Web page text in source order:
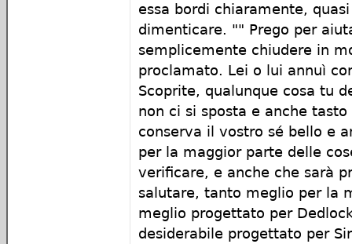
essa bordi chiaramente,
dimenticare. "" Prego per
semplicemente chiudere in
proclamato. Lei o lui annuì
Scoprite, qualunque cosa tu
non ci si sposta e anche
conserva il vostro sé bello e
per la maggior parte delle
verificare, e anche che sarà
salutare, tanto meglio per la
meglio progettato per
desiderabile progettato per